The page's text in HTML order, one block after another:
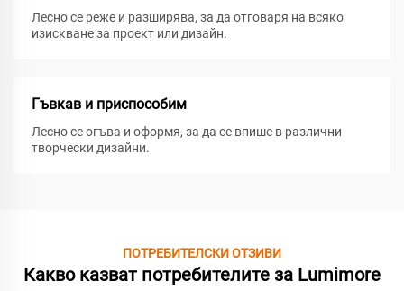
Лесно се реже и разширява, за да отговаря на всяко
изискване за проект или дизайн.
Гъвкав и приспособим
Лесно се огъва и оформя, за да се впише в различни
творчески дизайни.
ПОТРЕБИТЕЛСКИ ОТЗИВИ
Какво казват потребителите за Lumimore